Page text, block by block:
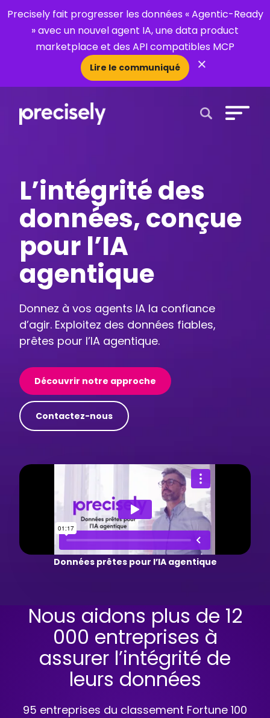
Precisely fait progresser les données « Agentic-Ready
» avec un nouvel agent IA, une data product
marketplace et des API compatibles MCP
Lire le communiqué ×
L’intégrité des
données, conçue
pour l’IA
agentique
Donnez à vos agents IA la confiance
d’agir. Exploitez des données fiables,
prêtes pour l’IA agentique.
Découvrir notre approche
Contactez-nous
Données prêtes pour l’IA agentique
Nous aidons plus de 12
000 entreprises à
assurer l’intégrité de
leurs données
95 entreprises du classement Fortune 100